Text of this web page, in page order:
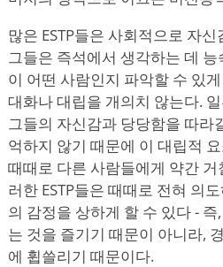
많은 ESTP들은 사회적으로 자
그들은 즉석에서 생각하는 데
이 어떤 사람인지 파악할 수 있
대화나 대립을 개의치 않는다.
그들의 자신감과 당당함을 따라
억하지 않기 때문에 이 대립적
때때로 다른 사람들에게 약간 거
러한 ESTP들은 때때로 전혀 의
의 감정을 상하게 할 수 있다 -
는 것을 즐기기 때문이 아니라,
에 휩쓸리기 때문이다.